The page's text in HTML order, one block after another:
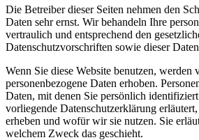
Die Betreiber dieser Seiten nehmen den
Daten sehr ernst. Wir behandeln Ihre
vertraulich und entsprechend den
Datenschutzvorschriften sowie dieser
Wenn Sie diese Website benutzen, werden
personenbezogene Daten erhoben.
Daten, mit denen Sie persönlich
vorliegende Datenschutzerklärung
erheben und wofür wir sie nutzen. Sie
welchem Zweck das geschieht.